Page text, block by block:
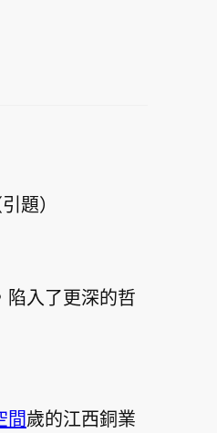
題）
陷入了更深的哲
間歲的江西銅業